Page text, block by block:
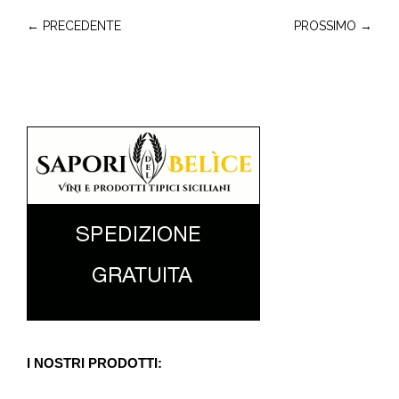
← PRECEDENTE PROSSIMO →
I NOSTRI PRODOTTI: